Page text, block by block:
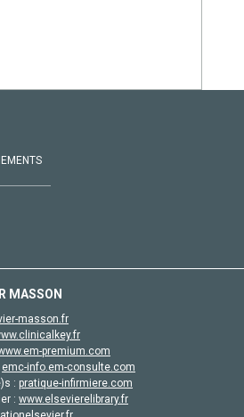
MASSON
masson.fr
premium.com
emc-info.em-consulte.com
: pratique-infirmiere.com
: www.elsevierelibrary.fr